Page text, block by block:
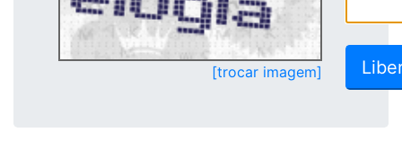
[trocar imagem]